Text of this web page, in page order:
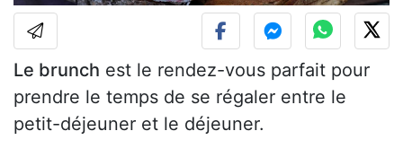
Le brunch est le rendez-vous parfait pour
prendre le temps de se régaler entre le
petit-déjeuner et le déjeuner.